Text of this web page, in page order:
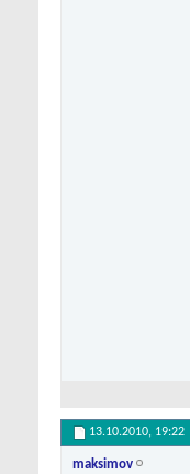
13.10.2010, 19:22
maksimov